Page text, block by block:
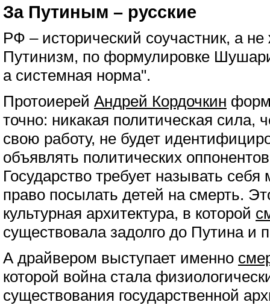
За Путиным – русские
РФ – исторический соучастник, а
Путинизм, по формулировке
а системная норма".
Протоиерей Андрей Кордочкин
точно: никакая политическая сила,
свою работу, не будет
объявлять политических
Государство требует называть
право посылать детей на смерть.
культурная архитектура, в которой
существовала задолго до Путина и
А драйвером выступает именно
которой война стала
существования государственной